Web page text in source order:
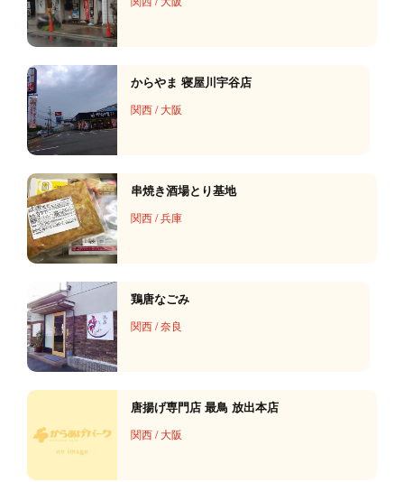
からやま 寝屋川宇谷店
関西/大阪
串焼き酒場とり基地
関西/兵庫
鶏唐なごみ
関西/奈良
唐揚げ専門店 最鳥 放出本店
関西/大阪